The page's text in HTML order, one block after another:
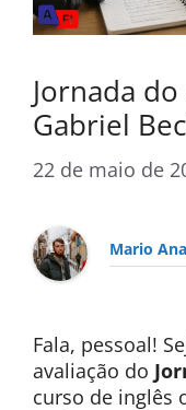
Jornada
Gabriel
22 de maio de
Mario
Fala, pessoal!
avaliação do
curso de inglês